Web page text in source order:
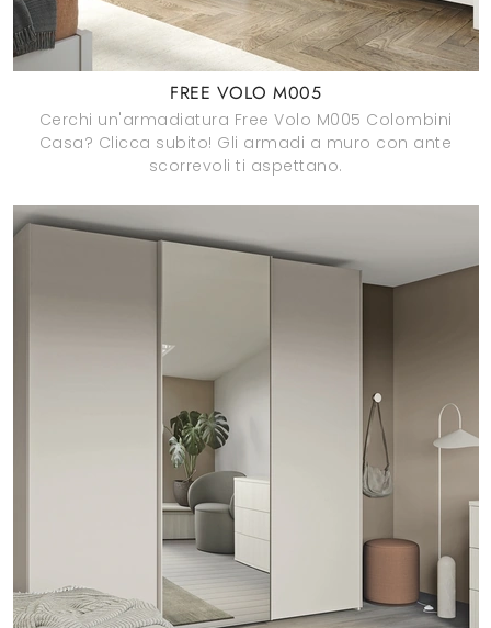
FREE VOLO M005
Cerchi un'armadiatura Free Volo M005 Colombini
Casa? Clicca subito! Gli armadi a muro con ante
scorrevoli ti aspettano.